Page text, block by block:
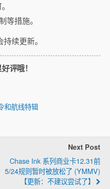
等措施。
续更新。
评哦！
和航线特辑
Next Post
Chase Ink 系列商业卡12.31前
5/24规则暂时被放松了 (YMMV)
【更新：不建议尝试了】